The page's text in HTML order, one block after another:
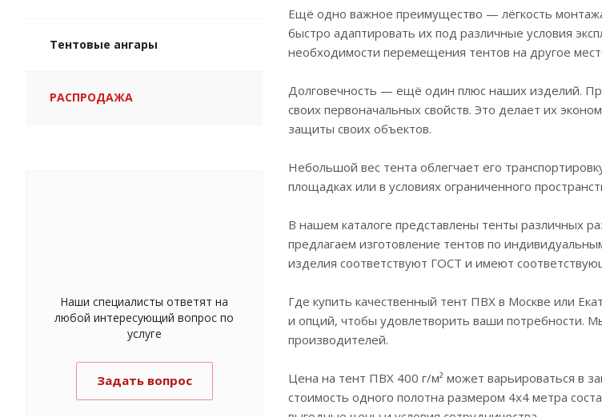
Тентовые ангары
РАСПРОДАЖА
Наши специалисты ответят на
любой интересующий вопрос по
услуге
Задать вопрос
Ещё одно важное преимущество — лёгкость
быстро адаптировать их под различные условия
необходимости перемещения тентов на другое
Долговечность — ещё один плюс наших изделий.
своих первоначальных свойств. Это делает их
защиты своих объектов.
Небольшой вес тента облегчает его
площадках или в условиях ограниченного
В нашем каталоге представлены тенты различных
предлагаем изготовление тентов по
изделия соответствуют ГОСТ и имеют
Где купить качественный тент ПВХ в Москве или
и опций, чтобы удовлетворить ваши потребности.
производителей.
Цена на тент ПВХ 400 г/м² может варьироваться в
стоимость одного полотна размером 4х4 метра